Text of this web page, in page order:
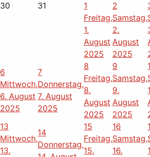
30 31
1
Freitag,
1.
August
2025
2
Samstag,
2.
August
2025
6
Mittwoch,
6. August
2025
7
Donnerstag,
7. August
2025
8
Freitag,
8.
August
2025
9
Samstag,
9.
August
2025
13
Mittwoch,
13.
14
Donnerstag,
15
Freitag,
15.
16
Samstag,
16.